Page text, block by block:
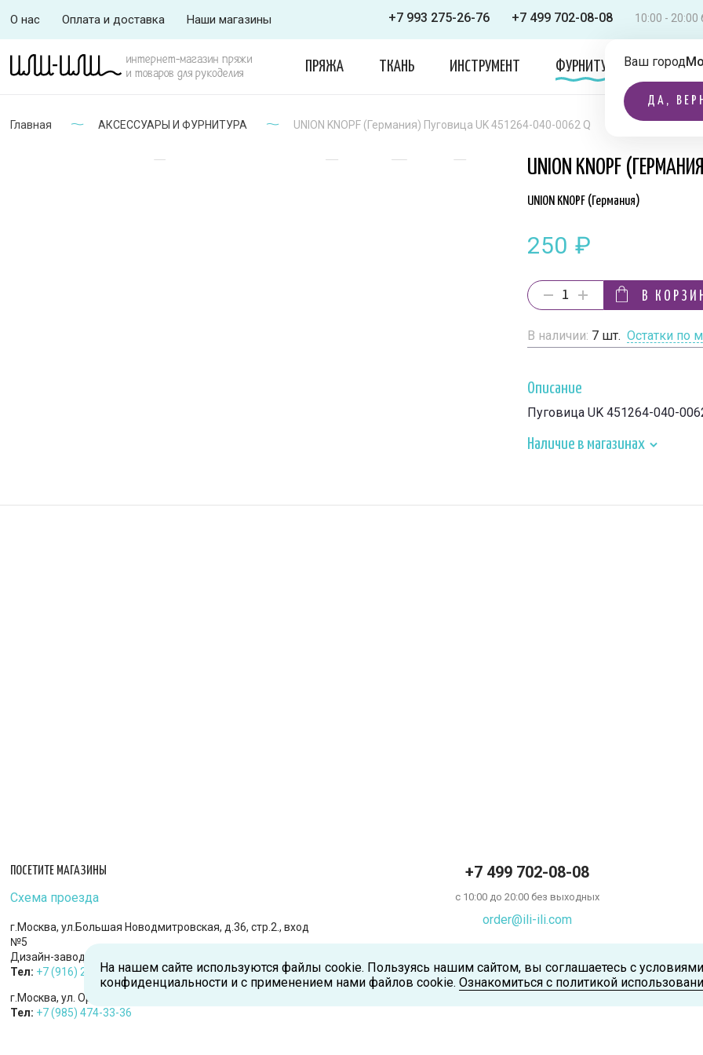
О нас Оплата и доставка Наши магазины +7 993 275-26-76 +7 499 702-08-08 10:00 -
Ваш город
ДА,
интернет-магазин пряжи
и товаров для рукоделия
ПРЯЖА ТКАНЬ ИНСТРУМЕНТ ФУРНИТУРА ОДЕЖДА
Главная АКСЕССУАРЫ И ФУРНИТУРА UNION KNOPF (Германия) Пуговица UK 451264-040-0062 Q
UNION KNOPF
UNION KNOPF (Германия)
250 ₽
В
В наличии: 7 шт. Остатки по
Описание
Пуговица UK 451264-040-
Наличие в магазинах
ПОСЕТИТЕ МАГАЗИНЫ
Схема проезда
г.Москва, ул.Большая Новодмитровская, д.36, стр.2., вход
№5
Дизайн-завод «FLACON»
Тел: +7 (916) 215-94-95
г.Москва, ул. Орджоникидзе, д.9, к.1
Тел: +7 (985) 474-33-36
+7 499 702-08-08
с 10:00 до 20:00 без выходных
order@ili-ili.com
На нашем сайте используются файлы cookie. Пользуясь нашим сайтом, вы соглашаетесь с
конфиденциальности и с применением нами файлов cookie. Ознакомиться с политикой